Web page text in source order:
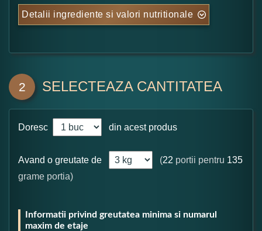
Detalii ingrediente si valori nutritionale
2 SELECTEAZA CANTITATEA
Doresc din acest produs
Avand o greutate de (22 portii pentru 135
grame portia)
Informatii privind greutatea minima si numarul
maxim de etaje